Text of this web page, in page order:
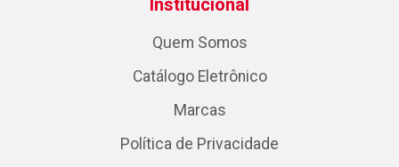
Institucional
Quem Somos
Catálogo Eletrônico
Marcas
Política de Privacidade